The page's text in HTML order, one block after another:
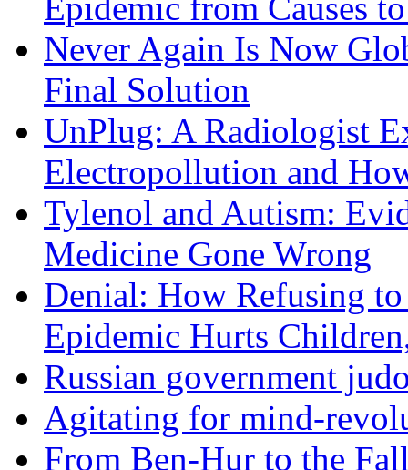
Epidemic from Causes
Never Again Is Now
Final Solution
UnPlug: A Radiologist
Electropollution and
Tylenol and Autism:
Medicine Gone Wrong
Denial: How Refusing
Epidemic Hurts
Russian government
Agitating for mind-
From Ben-Hur to the